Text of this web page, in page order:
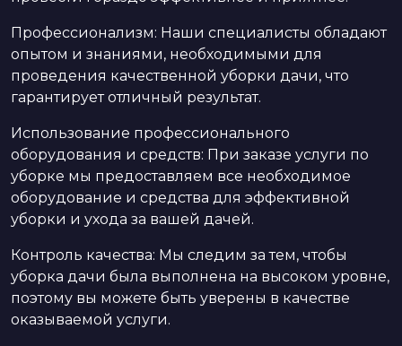
Профессионализм: Наши специалисты обладают
опытом и знаниями, необходимыми для
проведения качественной уборки дачи, что
гарантирует отличный результат.
Использование профессионального
оборудования и средств: При заказе услуги по
уборке мы предоставляем все необходимое
оборудование и средства для эффективной
уборки и ухода за вашей дачей.
Контроль качества: Мы следим за тем, чтобы
уборка дачи была выполнена на высоком уровне,
поэтому вы можете быть уверены в качестве
оказываемой услуги.